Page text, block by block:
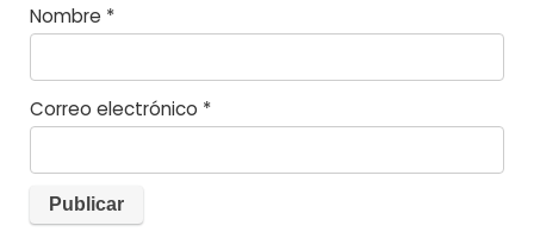
Nombre *
Correo electrónico *